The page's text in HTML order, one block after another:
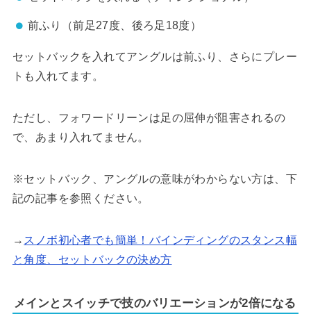
前ふり（前足27度、後ろ足18度）
セットバックを入れてアングルは前ふり、さらにプレー
トも入れてます。
ただし、フォワードリーンは足の屈伸が阻害されるの
で、あまり入れてません。
※セットバック、アングルの意味がわからない方は、下
記の記事を参照ください。
→ スノボ初心者でも簡単！バインディングのスタンス幅
と角度、セットバックの決め方
メインとスイッチで技のバリエーションが2倍になる